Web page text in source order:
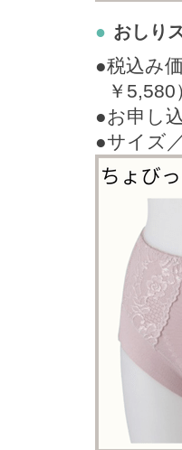
● おしり
●税込み
￥5,580
●お申し
●サイズ